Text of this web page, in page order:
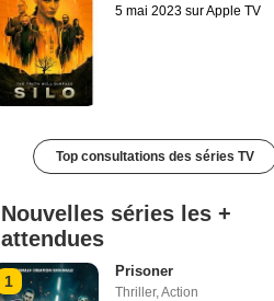
5 mai 2023 sur Apple TV
Top consultations des séries TV
Nouvelles séries les +
attendues
1
Prisoner
Thriller,Action